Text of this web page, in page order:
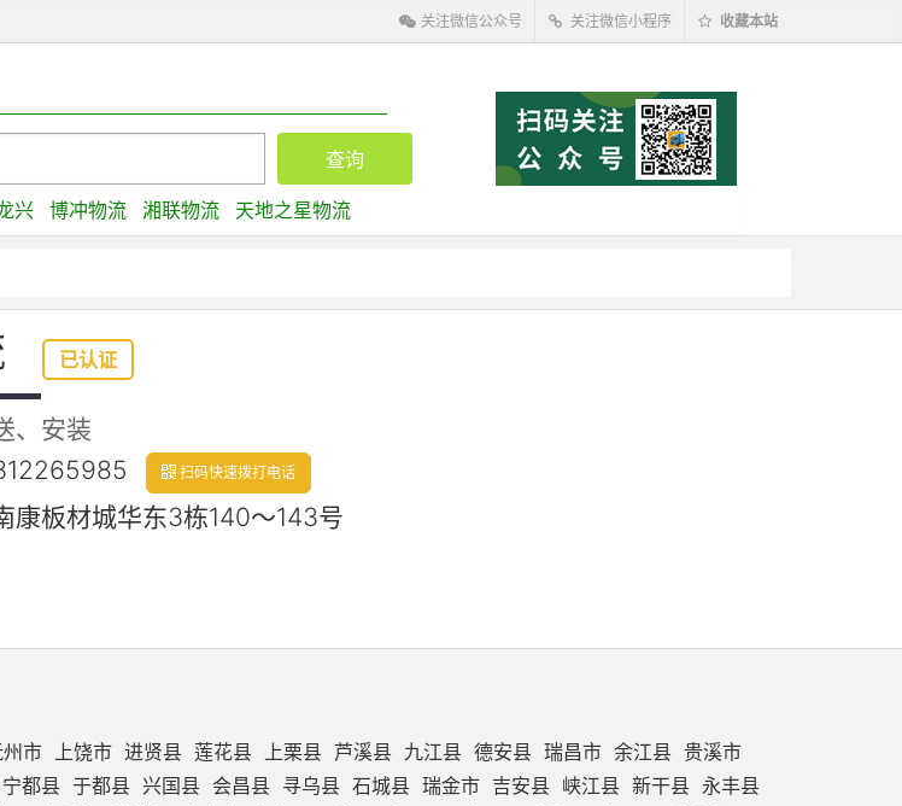
关注微信公众号 关注微信小程序 收藏本站
兴 博冲物流 湘联物流 天地之星物流
已认证
、安装
扫码快速拨打电话
康板材城华东3栋140～143号
市 上饶市 进贤县 莲花县 上栗县 芦溪县 九江县 德安县 瑞昌市 余江县 贵溪市
宁都县 于都县 兴国县 会昌县 寻乌县 石城县 瑞金市 吉安县 峡江县 新干县 永丰县